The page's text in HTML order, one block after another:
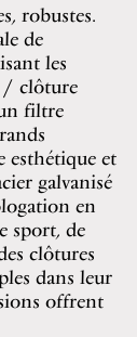
robustes.
de
les
/ clôture
filtre
esthétique et
galvanisé
en
sport, de
clôtures
dans leur
offrent